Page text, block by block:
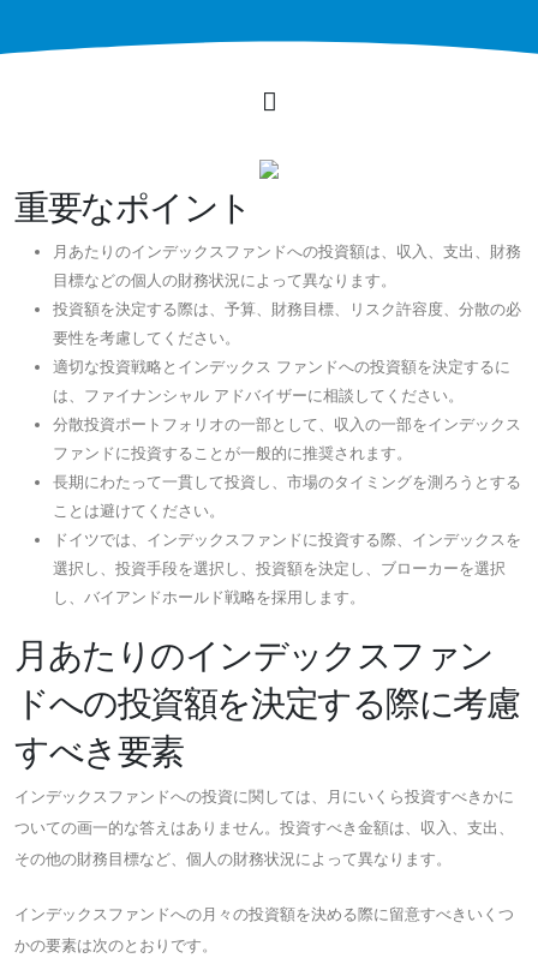
重要なポイント
月あたりのインデックスファンドへの投資額は、収入、支出、財務
目標などの個人の財務状況によって異なります。
投資額を決定する際は、予算、財務目標、リスク許容度、分散の必
要性を考慮してください。
適切な投資戦略とインデックス ファンドへの投資額を決定するに
は、ファイナンシャル アドバイザーに相談してください。
分散投資ポートフォリオの一部として、収入の一部をインデックス
ファンドに投資することが一般的に推奨されます。
長期にわたって一貫して投資し、市場のタイミングを測ろうとする
ことは避けてください。
ドイツでは、インデックスファンドに投資する際、インデックスを
選択し、投資手段を選択し、投資額を決定し、ブローカーを選択
し、バイアンドホールド戦略を採用します。
月あたりのインデックスファン
ドへの投資額を決定する際に考慮
すべき要素
インデックスファンドへの投資に関しては、月にいくら投資すべきかに
ついての画一的な答えはありません。投資すべき金額は、収入、支出、
その他の財務目標など、個人の財務状況によって異なります。
インデックスファンドへの月々の投資額を決める際に留意すべきいくつ
かの要素は次のとおりです。